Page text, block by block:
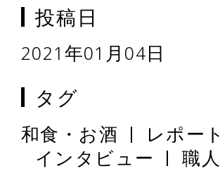
投稿日
2021年01月04日
タグ
和食・お酒 レポート
インタビュー
職人